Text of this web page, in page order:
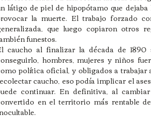
látigo de piel de hipopótamo que
la muerte. El trabajo forzado
que luego copiaron otros
funestos.
caucho al finalizar la década de
hombres, mujeres y niños
política oficial, y obligados a trabajar
caucho, eso podía implicar el
continuar. En definitiva, al
en el territorio más rentable